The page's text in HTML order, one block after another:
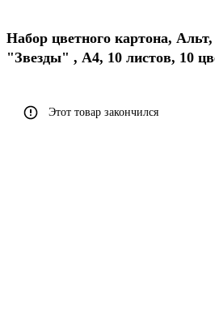
Набор цветного картона,
"Звезды" , А4, 10 листов, 10
Этот товар закончился